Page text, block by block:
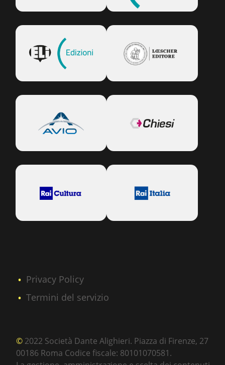
Privacy Policy
Termini del servizio
© 2022 Società Dante Alighieri. Piazza di Firenze, 27
00186 Roma Codice fiscale: 80101070581.